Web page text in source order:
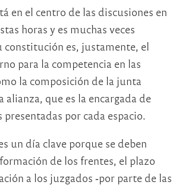
en el centro de las discusiones en
horas y es muchas veces
constitución es, justamente, el
para la competencia en las
la composición de la junta
alianza, que es la encargada de
presentadas por cada espacio.
un día clave porque se deben
de los frentes, el plazo
a los juzgados ‐por parte de las